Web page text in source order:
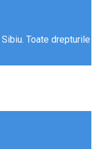
Toate drepturile